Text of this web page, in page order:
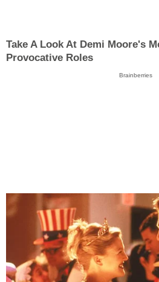
Take A Look At Demi Moore's
Provocative Roles
Brainberries